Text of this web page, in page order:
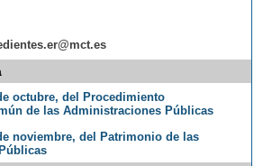
octubre, del Procedimiento
de las Administraciones Públicas
noviembre, del Patrimonio de las